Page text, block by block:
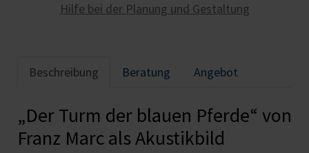
Hilfe bei der Planung und Gestaltung
Beschreibung Beratung Angebot
„Der Turm der blauen Pferde“ von
Franz Marc als Akustikbild